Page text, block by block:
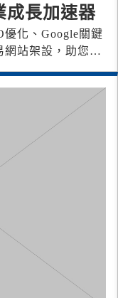
成長加速器
化、Google關鍵
網站架設，助您的